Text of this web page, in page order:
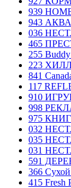
939
943
036
465
255
223
841
117
910
998
975
032
035
031
591
366
415 Fresh